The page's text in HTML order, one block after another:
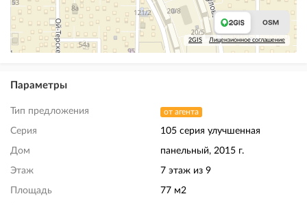
2GIS Лицензионное соглашение
Параметры
Тип предложения от агента
Серия 105 серия улучшенная
Дом панельный, 2015 г.
Этаж 7 этаж из 9
Площадь 77 м2